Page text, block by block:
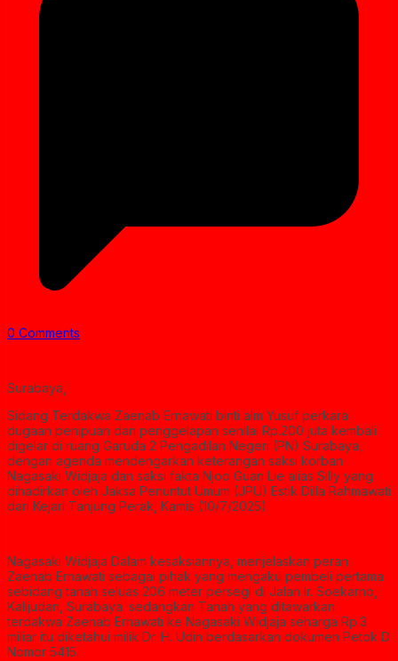
0 Comments
Surabaya,
Sidang Terdakwa Zaenab Ernawati binti alm Yusuf perkara
dugaan penipuan dan penggelapan senilai Rp.200 juta kembali
digelar di ruang Garuda 2 Pengadilan Negeri (PN) Surabaya,
dengan agenda mendengarkan keterangan saksi korban
Nagasaki Widjaja dan saksi fakta Njoo Guan Lie alias Silly yang
dihadirkan oleh Jaksa Penuntut Umum (JPU) Estik Dilla Rahmawati
dari Kejari Tanjung Perak, Kamis (10/7/2025).
Nagasaki Widjaja Dalam kesaksiannya, menjelaskan peran
Zaenab Ernawati sebagai pihak yang mengaku pembeli pertama
sebidang tanah seluas 206 meter persegi di Jalan Ir. Soekarno,
Kalijudan, Surabaya. sedangkan Tanah yang ditawarkan
terdakwa Zaenab Ernawati ke Nagasaki Widjaja seharga Rp.3
miliar itu diketahui milik Dr. H. Udin berdasarkan dokumen Petok D
Nomor 5415.